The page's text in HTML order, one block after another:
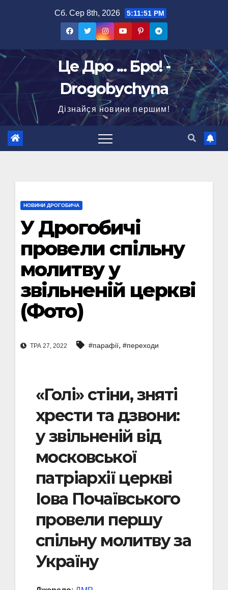
Сб. Сер 8th, 2026 5:11:52 PM
Це Дро ... Бро! -
Drogobychyna
Дізнайся новини першим!
НОВИНИ ДРОГОБИЧА
У Дрогобичі
провели спільну
молитву у
звільненій церкві
(Фото)
ТРА 27, 2022 #парафії, #переходи
«Голі» стіни, зняті
хрести та дзвони:
у звільненій від
московської
патріархії церкві
Іова Почаївського
провели першу
спільну молитву за
Україну